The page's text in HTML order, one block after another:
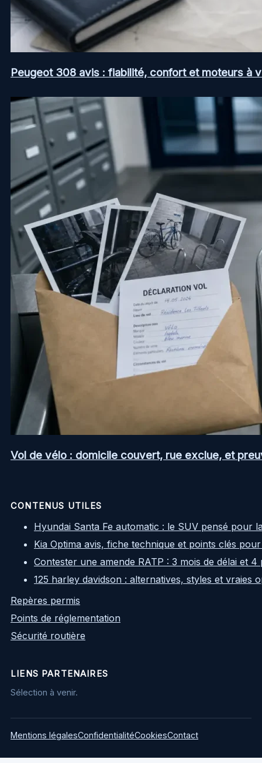
Peugeot 308 avis : fiabilité, confort et moteurs à
Vol de vélo : domicile couvert, rue exclue, et
CONTENUS UTILES
Hyundai Santa Fe automatic : le SUV pensé pour
Kia Optima avis, fiche technique et points clés
Contester une amende RATP : 3 mois de délai et
125 harley davidson : alternatives, styles et vraies
Repères permis
Points de réglementation
Sécurité routière
LIENS PARTENAIRES
Sélection à venir.
Mentions légalesConfidentialitéCookiesContact